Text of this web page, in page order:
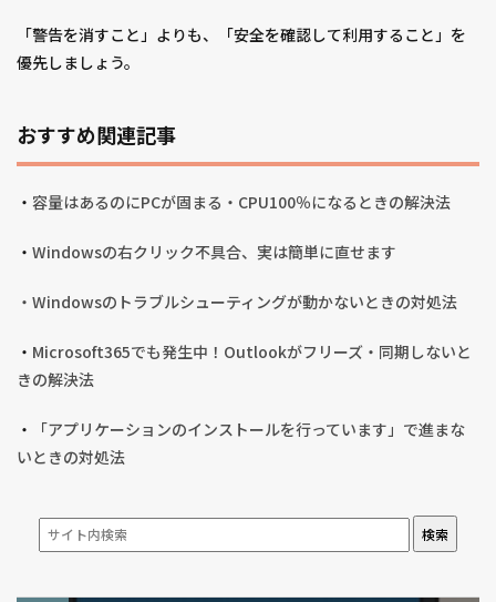
「警告を消すこと」よりも、「安全を確認して利用すること」を
優先しましょう。
おすすめ関連記事
・ 容量はあるのにPCが固まる・CPU100％になるときの解決法
・ Windowsの右クリック不具合、実は簡単に直せます
・ Windowsのトラブルシューティングが動かないときの対処法
・ Microsoft365でも発生中！Outlookがフリーズ・同期しないと
きの解決法
・
「アプリケーションのインストールを行っています」で進まな
いときの対処法
検索